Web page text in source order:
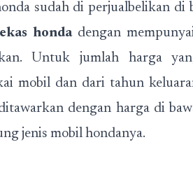
sudah di perjualbelikan di
hondadengan
Untuk jumlah harga
mobil dan dari tahun
dengan harga di
jenis mobil hondanya.